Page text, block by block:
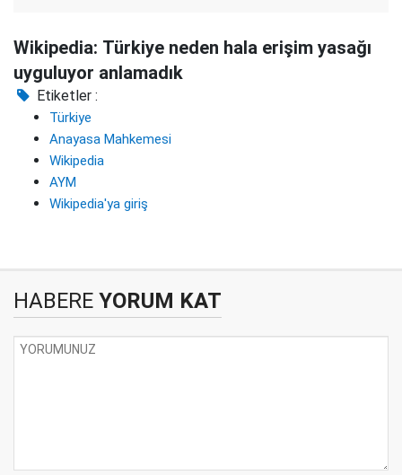
Wikipedia: Türkiye neden hala erişim yasağı
uyguluyor anlamadık
Etiketler :
Türkiye
Anayasa Mahkemesi
Wikipedia
AYM
Wikipedia'ya giriş
HABERE YORUM KAT